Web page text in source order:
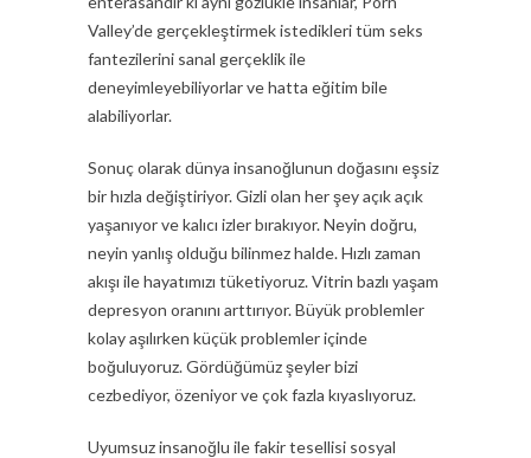
Valley’de gerçekleştirmek istedikleri tüm seks
fantezilerini sanal gerçeklik ile
deneyimleyebiliyorlar ve hatta eğitim bile
alabiliyorlar.
Sonuç olarak dünya insanoğlunun doğasını eşsiz
bir hızla değiştiriyor. Gizli olan her şey açık açık
yaşanıyor ve kalıcı izler bırakıyor. Neyin doğru,
neyin yanlış olduğu bilinmez halde. Hızlı zaman
akışı ile hayatımızı tüketiyoruz. Vitrin bazlı yaşam
depresyon oranını arttırıyor. Büyük problemler
kolay aşılırken küçük problemler içinde
boğuluyoruz. Gördüğümüz şeyler bizi
cezbediyor, özeniyor ve çok fazla kıyaslıyoruz.
Uyumsuz insanoğlu ile fakir tesellisi sosyal